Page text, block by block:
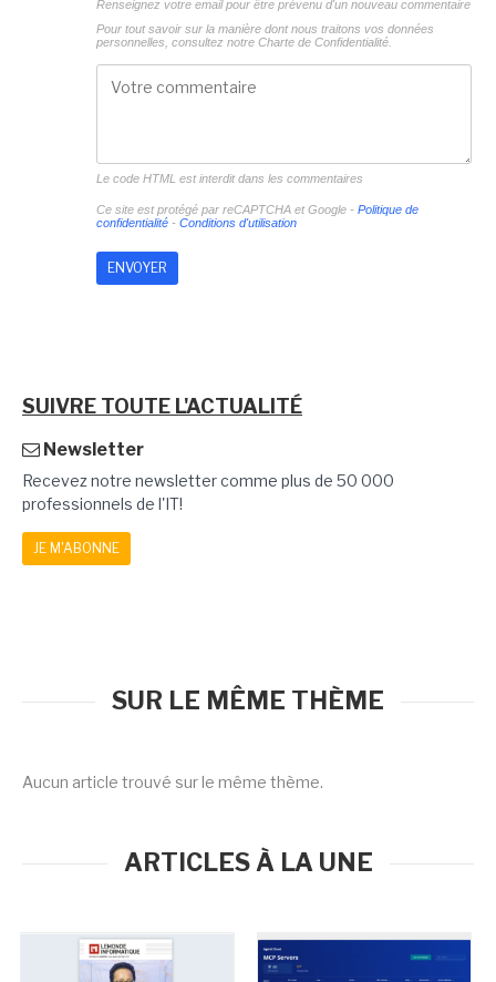
Renseignez votre email pour être prévenu d'un nouveau commentaire
Pour tout savoir sur la manière dont nous traitons vos données
personnelles, consultez notre Charte de Confidentialité.
Le code HTML est interdit dans les commentaires
Ce site est protégé par reCAPTCHA et Google - Politique de
confidentialité- Conditions d'utilisation
SUIVRE TOUTE L'ACTUALITÉ
Newsletter
Recevez notre newsletter comme plus de 50 000
professionnels de l'IT!
JE M'ABONNE
SUR LE MÊME THÈME
Aucun article trouvé sur le même thème.
ARTICLES À LA UNE